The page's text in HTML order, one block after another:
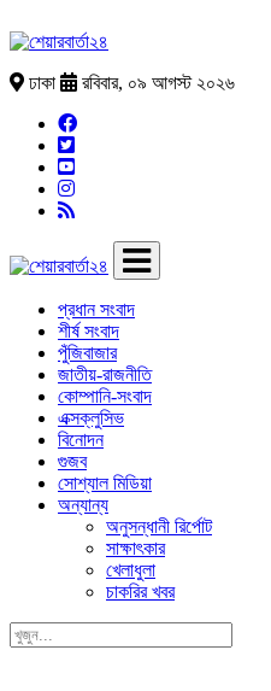
ঢাকা রবিবার, ০৯ আগস্ট ২০২৬
প্রধান সংবাদ
শীর্ষ সংবাদ
পুঁজিবাজার
জাতীয়-রাজনীতি
কোম্পানি-সংবাদ
এক্সক্লুসিভ
বিনোদন
গুজব
সোশ্যাল মিডিয়া
অন্যান্য
অনুসন্ধানী রির্পোট
সাক্ষাৎকার
খেলাধুলা
চাকরির খবর